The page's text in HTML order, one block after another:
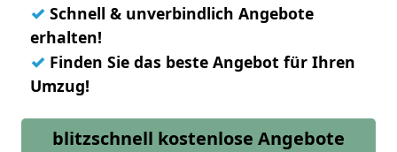
✓ Schnell & unverbindlich Angebote
erhalten!
✓ Finden Sie das beste Angebot für Ihren
Umzug!
blitzschnell kostenlose Angebote